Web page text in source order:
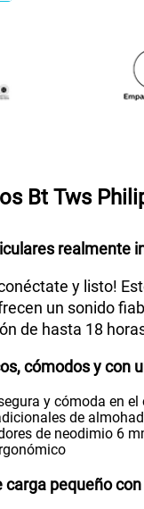
Bt Tws
realmente
y listo!
un sonido
de hasta 18
cómodos y con
y cómoda en el
de
de neodimio 6
carga pequeño